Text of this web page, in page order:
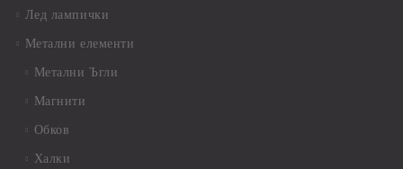
Лед лампички
Метални елементи
Метални Ъгли
Магнити
Обков
Халки